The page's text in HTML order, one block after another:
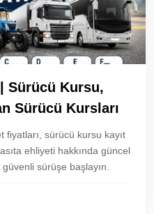
| Sürücü Kursu,
Sürücü Kursları
fiyatları, sürücü kursu kayıt
ehliyeti hakkında güncel
sürüşe başlayın.